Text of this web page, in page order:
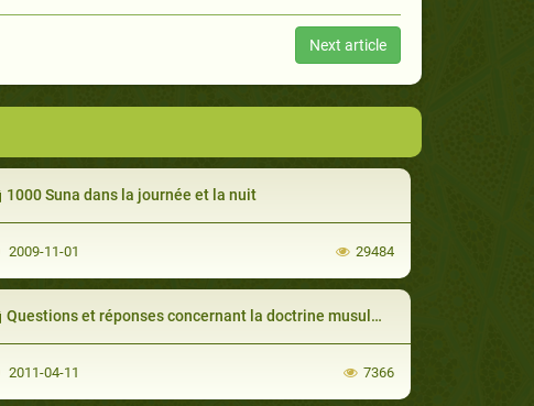
Next article
1000 Suna dans la journée et la nuit
2009-11-01 29484
Questions et réponses concernant la doctrine musulmane
2011-04-11 7366